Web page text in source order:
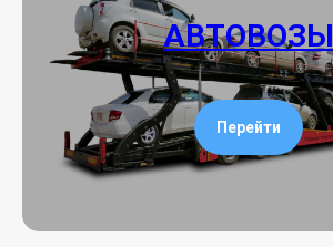
АВТОВОЗЫ
Перейти